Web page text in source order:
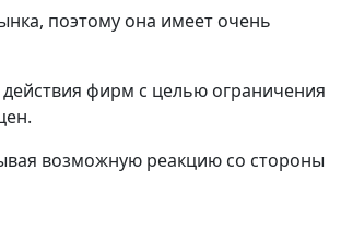
поэтому она имеет очень
фирм с целью ограничения
возможную реакцию со стороны